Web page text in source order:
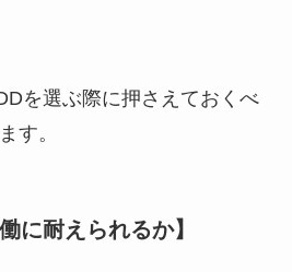
を選ぶ際に押さえておくべ
す。
に耐えられるか】